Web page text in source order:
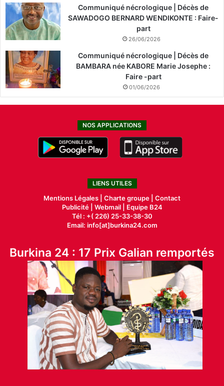
Communiqué nécrologique | Décès de
SAWADOGO BERNARD WENDIKONTE : Faire-
part
26/06/2026
Communiqué nécrologique | Décès de
BAMBARA née KABORE Marie Josephe :
Faire -part
01/06/2026
NOS APPLICATIONS
LIENS UTILES
Mentions Légales | Charte groupe | Contact
Publicité| Webmail |
Equipe B24
Tél : +( 226) 25-33-38-30
Email: info[at]burkina24.com
Burkina 24 : 17 Prix Galian remportés